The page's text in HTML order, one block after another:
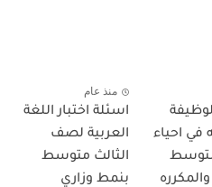
في احياء
متوسط
منذ عام
اسئلة اختبار اللغة
العربية لصف
الثالث متوسط
بنمط وزاري